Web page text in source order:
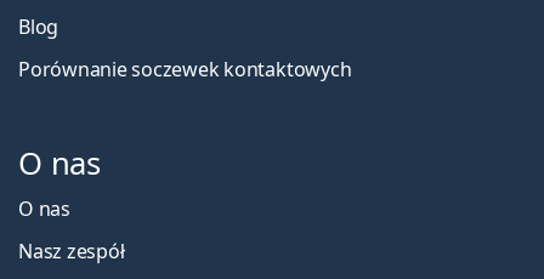
Blog
Porównanie soczewek kontaktowych
O nas
O nas
Nasz zespół